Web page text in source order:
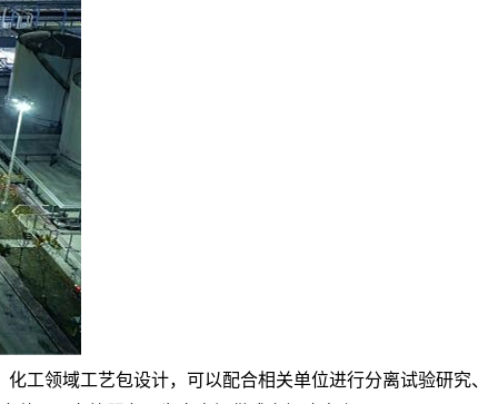
工领域工艺包设计，可以配合相关单位进行分离试验研究、